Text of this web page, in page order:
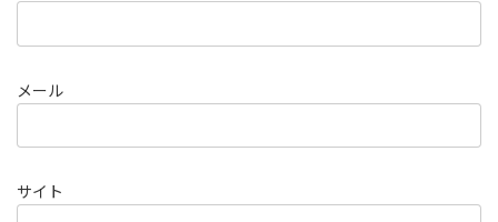
メール
サイト